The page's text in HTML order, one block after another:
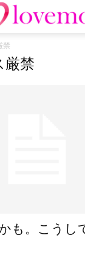
禁
厳禁
も。こうし